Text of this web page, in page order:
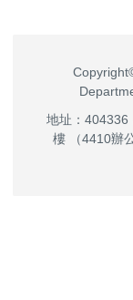
地址：404336
樓 （4410辦